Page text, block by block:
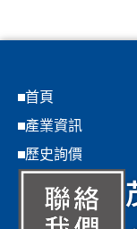
首頁
產業資訊
歷史詢價